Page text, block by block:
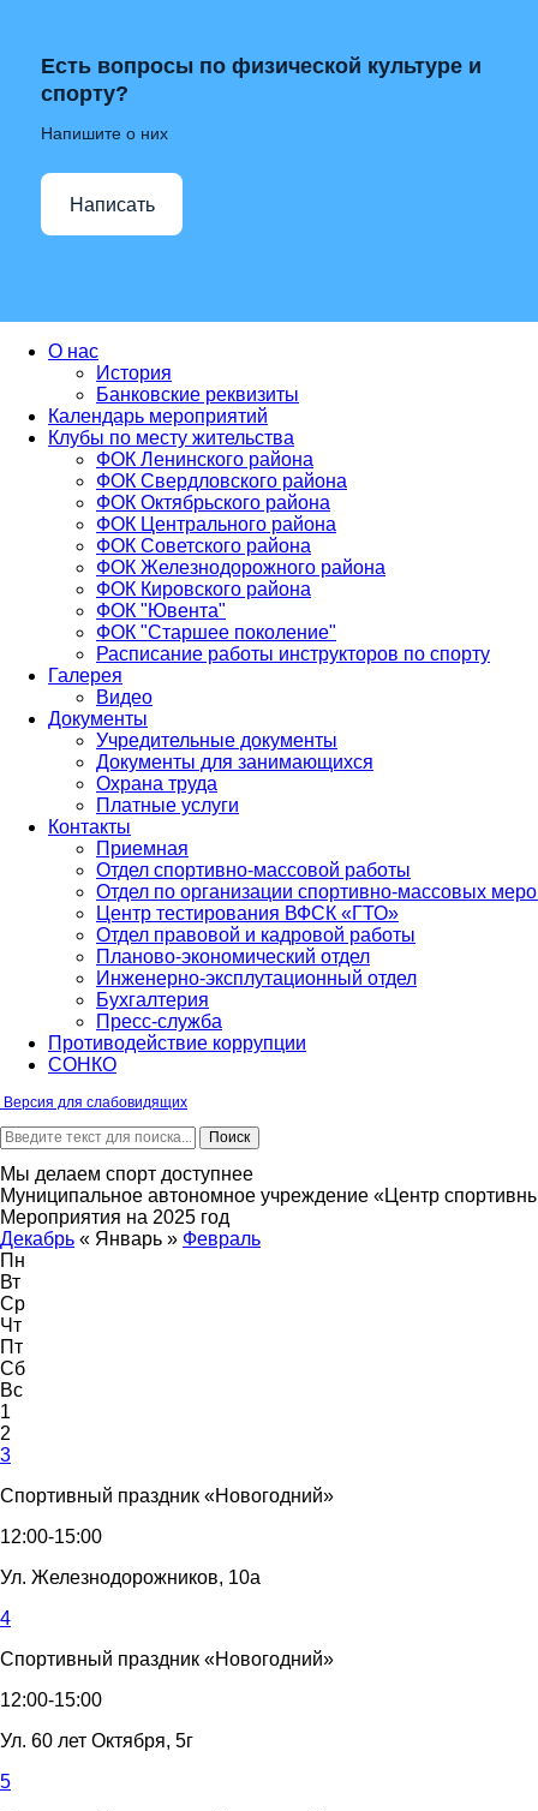
Есть вопросы по физической культуре и
спорту?
Напишите о них
Написать
О нас
История
Банковские реквизиты
Календарь мероприятий
Клубы по месту жительства
ФОК Ленинского района
ФОК Свердловского района
ФОК Октябрьского района
ФОК Центрального района
ФОК Советского района
ФОК Железнодорожного района
ФОК Кировского района
ФОК "Ювента"
ФОК "Старшее поколение"
Расписание работы инструкторов по спорту
Галерея
Видео
Документы
Учредительные документы
Документы для занимающихся
Охрана труда
Платные услуги
Контакты
Приемная
Отдел спортивно-массовой работы
Отдел по организации спортивно-массовых
Центр тестирования ВФСК «ГТО»
Отдел правовой и кадровой работы
Планово-экономический отдел
Инженерно-эксплутационный отдел
Бухгалтерия
Пресс-служба
Противодействие коррупции
СОНКО
Версия для слабовидящих
Мы делаем спорт доступнее
Муниципальное автономное учреждение «Центр
Мероприятия на 2025 год
Декабрь « Январь » Февраль
Пн
Вт
Ср
Чт
Пт
Сб
Вс
1
2
3
Спортивный праздник «Новогодний»
12:00-15:00
Ул. Железнодорожников, 10а
4
Спортивный праздник «Новогодний»
12:00-15:00
Ул. 60 лет Октября, 5г
5